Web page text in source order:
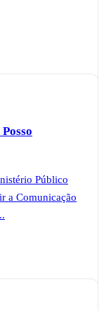
Público
a Comunicação